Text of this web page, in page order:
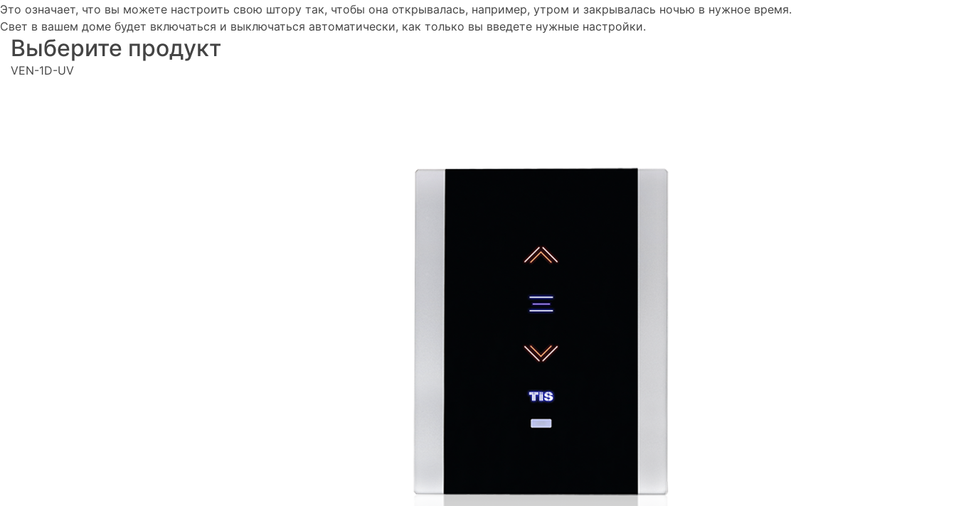
Это означает, что вы можете настроить свою штору так, чтобы она открывалась, например, утром и закрывалась ночью в нужное время.
Свет в вашем доме будет включаться и выключаться автоматически, как только вы введете нужные настройки.
Выберите продукт
VEN-1D-UV